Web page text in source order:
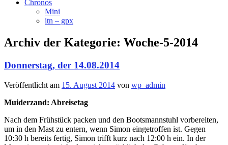
Chronos
Mini
itn – gpx
Archiv der Kategorie: Woche-5-2014
Donnerstag, der 14.08.2014
Veröffentlicht am 15. August 2014 von wp_admin
Muiderzand: Abreisetag
Nach dem Frühstück packen und den Bootsmannstuhl vorbereiten,
um in den Mast zu entern, wenn Simon eingetroffen ist. Gegen
10:30 h bereits fertig, Simon trifft kurz nach 12:00 h ein. In der